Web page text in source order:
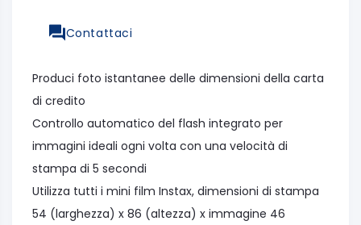
Contattaci
Produci foto istantanee delle dimensioni della carta
di credito
Controllo automatico del flash integrato per
immagini ideali ogni volta con una velocità di
stampa di 5 secondi
Utilizza tutti i mini film Instax, dimensioni di stampa
54 (larghezza) x 86 (altezza) x immagine 46